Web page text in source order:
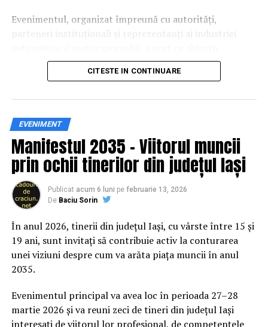
Evenimentul, organizat împreună cu autorități,
parteneri instituționali și reprezentanți ai industriei
principal transformarea prevenției într-o experiență
practică și accesibilă publicului larg.
Siguranța rutieră, adusă mai
aproape de comunitate
Datele privind accidentele rutiere din România continuă
să evidențieze necesitatea unor inițiative de educație și
prevenție. În 2025, peste 3.000 de persoane au fost
rănite grav în accidente rutiere, iar mai mult de 1.300 și-
au pierdut viața pe șoselele din țară.
În acest context, campania „Condu Prudent! Alege
Viața!” își propune să transforme informația teoretică
într-o experiență directă, prin simulări și demonstrații
care îi ajută pe participanți să înțeleagă concret
impactul deciziilor luate în trafic.
CITESTE IN CONTINUARE
EVENIMENT
Manifestul 2035 – Viitorul muncii
prin ochii tinerilor din județul Iași
Publicat acum 6 luni pe februarie 13, 2026
De Baciu Sorin
În anul 2026, tinerii din județul Iași, cu vârste între 15 și
19 ani, sunt invitați să contribuie activ la conturarea
unei viziuni despre cum va arăta piața muncii în anul
2035.
Evenimentul principal va avea loc în perioada 27–28
martie 2026 și va reuni zeci de tineri din județul Iași
interesați de viitorul lor profesional, de competențele